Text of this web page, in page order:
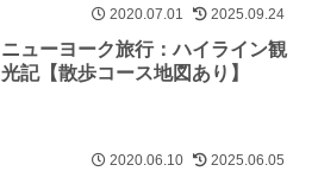
2020.07.01 2025.09.24
ニューヨーク旅行：ハイライン観
光記【散歩コース地図あり】
2020.06.10 2025.06.05